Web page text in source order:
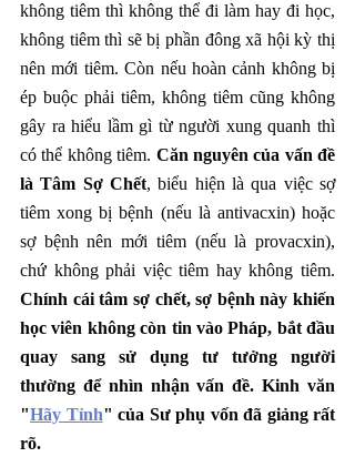
không tiêm thì không thể đi làm hay đi học,
không tiêm thì sẽ bị phần đông xã hội kỳ thị
nên mới tiêm. Còn nếu hoàn cảnh không bị
ép buộc phải tiêm, không tiêm cũng không
gây ra hiểu lầm gì từ người xung quanh thì
có thể không tiêm. Căn nguyên của vấn đề
là Tâm Sợ Chết, biểu hiện là qua việc sợ
tiêm xong bị bệnh (nếu là antivacxin) hoặc
sợ bệnh nên mới tiêm (nếu là provacxin),
Chính cái tâm sợ chết, sợ bệnh này khiến
học viên không còn tin vào Pháp, bắt đầu
quay sang sử dụng tư tưởng người
thường để nhìn nhận vấn đề. Kinh văn
"Hãy Tỉnh" của Sư phụ vốn đã giảng rất
rõ.